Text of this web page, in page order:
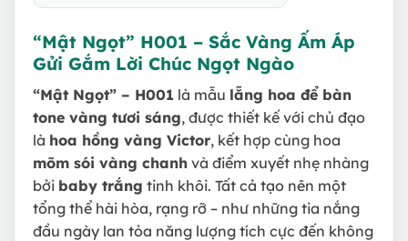
“Mật Ngọt” H001 – Sắc Vàng Ấm Áp
Gửi Gắm Lời Chúc Ngọt Ngào
“Mật Ngọt” – H001 là mẫu lẵng hoa để bàn
tone vàng tươi sáng, được thiết kế với chủ đạo
là hoa hồng vàng Victor, kết hợp cùng hoa
mõm sói vàng chanh và điểm xuyết nhẹ nhàng
bởi baby trắng tinh khôi. Tất cả tạo nên một
tổng thể hài hòa, rạng rỡ – như những tia nắng
đầu ngày lan tỏa năng lượng tích cực đến không